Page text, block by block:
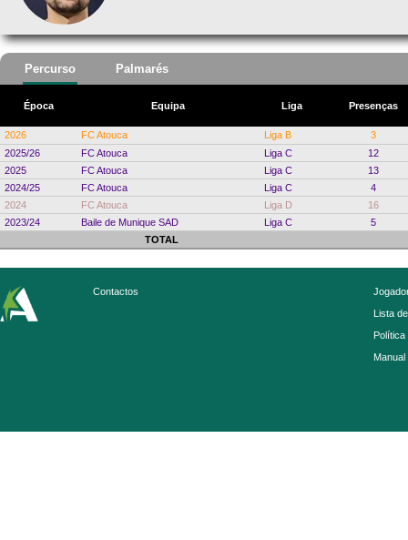
Percurso Palmarés
Época Equipa Liga Presenças
2026 FC Atouca Liga B
3
2025/26
FC Atouca Liga C
12
2025
FC Atouca Liga C
13
2024/25
FC Atouca Liga C
4
2024
FC Atouca Liga D
16
2023/24
Baile de Munique SAD Liga C
5
TOTAL
Contactos
Lista
Política